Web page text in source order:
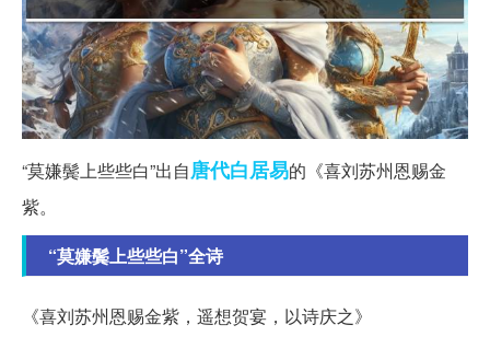
“莫嫌鬓上些些白”出自唐代白居易的《喜刘苏州恩赐金
紫。
“莫嫌鬓上些些白”全诗
《喜刘苏州恩赐金紫，遥想贺宴，以诗庆之》